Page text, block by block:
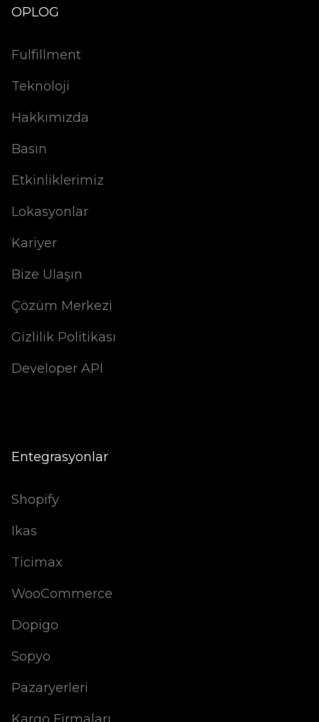
OPLOG
Fulfillment
Teknoloji
Hakkımızda
Basın
Etkinliklerimiz
Lokasyonlar
Kariyer
Bize Ulaşın
Çözüm Merkezi
Gizlilik Politikası
Developer API
Entegrasyonlar
Shopify
Ikas
Ticimax
WooCommerce
Dopigo
Sopyo
Pazaryerleri